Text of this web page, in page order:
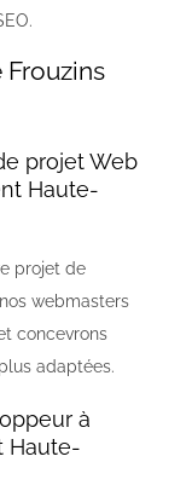
projet Web
Haute-
projet de
webmasters
concevrons
adaptées.
à
Haute-